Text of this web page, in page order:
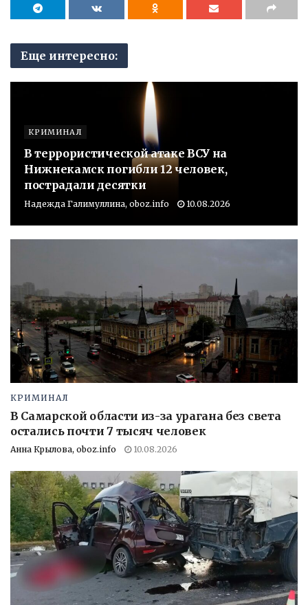
Еще интересно:
КРИМИНАЛ
В террористической атаке ВСУ на
Нижнекамск погибли 12 человек,
пострадали десятки
Надежда Галимуллина, oboz.info 10.08.2026
КРИМИНАЛ
В Самарской области из-за урагана без света
остались почти 7 тысяч человек
Анна Крылова, oboz.info 10.08.2026